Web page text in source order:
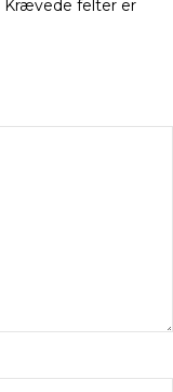
Krævede felter er